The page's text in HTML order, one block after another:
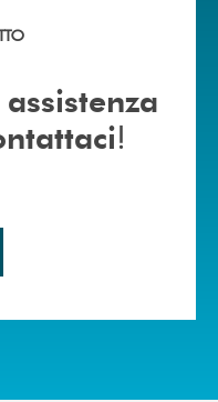
immediata? Contattaci !
assistenza
!